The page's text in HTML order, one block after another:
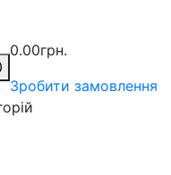
0.00грн.
Зробити замовлення